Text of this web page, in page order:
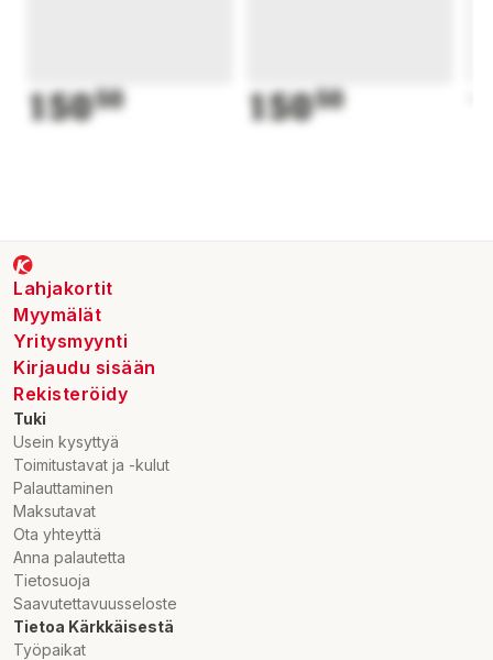
15050 15050
Lahjakortit
Myymälät
Yritysmyynti
Kirjaudu sisään
Rekisteröidy
Tuki
Usein kysyttyä
Toimitustavat ja -kulut
Palauttaminen
Maksutavat
Ota yhteyttä
Anna palautetta
Tietosuoja
Saavutettavuusseloste
Tietoa Kärkkäisestä
Työpaikat